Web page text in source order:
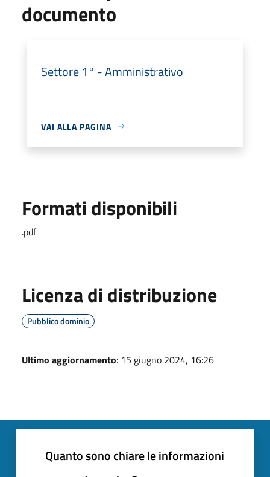
documento
Settore 1° - Amministrativo
VAI ALLA PAGINA
Formati disponibili
.pdf
Licenza di distribuzione
Pubblico dominio
Ultimo aggiornamento: 15 giugno 2024, 16:26
Quanto sono chiare le informazioni